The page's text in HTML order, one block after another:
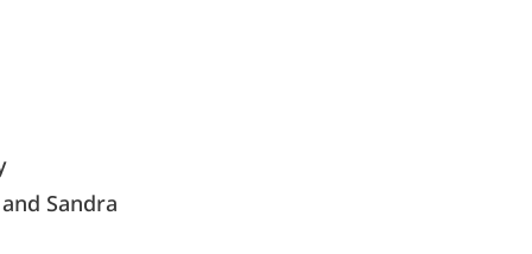
Sandra